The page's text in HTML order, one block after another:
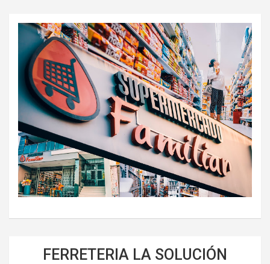
FERRETERIA LA SOLUCIÓN